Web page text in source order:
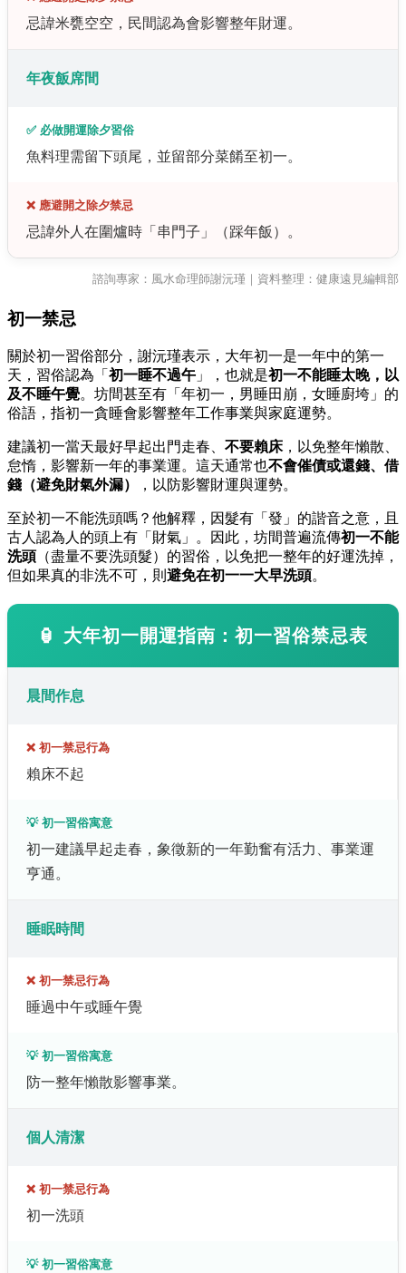
忌諱米甕空空，民間認為會影響整年財運。
年夜飯席間
✅ 必做開運除夕習俗
魚料理需留下頭尾，並留部分菜餚至初一。
❌ 應避開之除夕禁忌
忌諱外人在圍爐時「串門子」（踩年飯）。
諮詢專家：風水命理師謝沅瑾｜資料整理：健康遠見編輯部
初一禁忌
關於初一習俗部分，謝沅瑾表示，大年初一是一年中的第一
天，習俗認為「 初一睡不過午 」，也就是初一不能睡太晚，以
及不睡午覺。坊間甚至有「年初一，男睡田崩，女睡廚垮」的
俗語，指初一貪睡會影響整年工作事業與家庭運勢。
建議初一當天最好早起出門走春、 不要賴床，以免整年懶散、
怠惰，影響新一年的事業運。這天通常也不會催債或還錢、借
錢（避免財氣外漏）
，以防影響財運與運勢。
至於初一不能洗頭嗎？他解釋，因髮有「發」的諧音之意，且
古人認為人的頭上有「財氣」。因此，坊間普遍流傳初一不能
洗頭 （盡量不要洗頭髮）的習俗，以免把一整年的好運洗掉，
但如果真的非洗不可，則 避免在初一一大早洗頭。
🏮 大年初一開運指南：初一習俗禁忌表
晨間作息
❌ 初一禁忌行為
賴床不起
💡 初一習俗寓意
初一建議早起走春，象徵新的一年勤奮有活力、事業運
亨通。
睡眠時間
❌ 初一禁忌行為
睡過中午或睡午覺
💡 初一習俗寓意
防一整年懶散影響事業。
個人清潔
❌ 初一禁忌行為
初一洗頭
💡 初一習俗寓意